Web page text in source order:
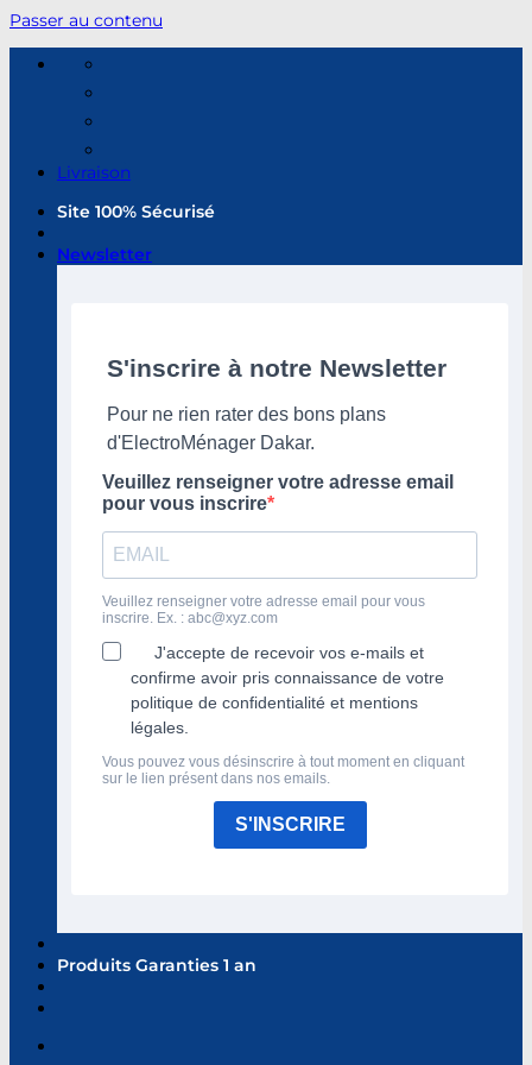
Passer au contenu
Livraison
Site 100% Sécurisé
Newsletter
S'inscrire à notre Newsletter
Pour ne rien rater des bons plans
d'ElectroMénager Dakar.
Veuillez renseigner votre adresse email
pour vous inscrire
Veuillez renseigner votre adresse email pour vous
inscrire. Ex. : abc@xyz.com
J'accepte de recevoir vos e-mails et
confirme avoir pris connaissance de votre
politique de confidentialité et mentions
légales.
Vous pouvez vous désinscrire à tout moment en cliquant
sur le lien présent dans nos emails.
S'INSCRIRE
Produits Garanties 1 an